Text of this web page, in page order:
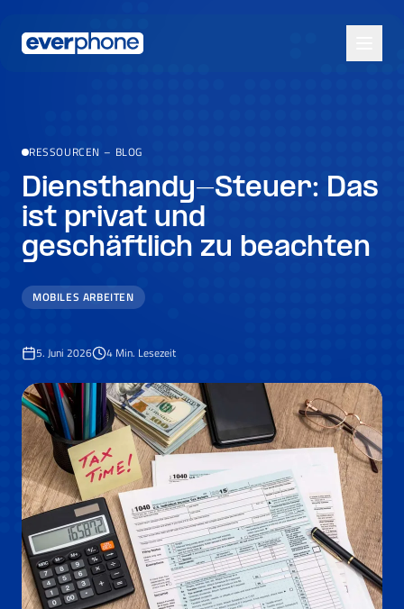
RESSOURCEN – BLOG
Diensthandy-Steuer: Das
ist privat und
geschäftlich zu beachten
MOBILES ARBEITEN
5. Juni 2026 4 Min. Lesezeit